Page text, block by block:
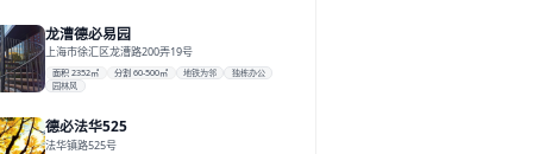
龙漕德必易园
上海市徐汇区龙漕路200弄19号
面积 2352㎡ 分割 60-500㎡ 地铁为邻
独栋办公
园林风
德必法华525
法华镇路525号